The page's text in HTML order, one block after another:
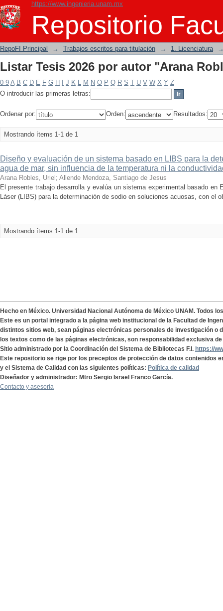
https://www.ingenieria.unam.mx
Repositorio
Listar Tesis 2026 por autor "Arana
RepoFI Principal → Trabajos escritos para titulación → 1. Licenciatura
Listar Tesis 2026 por autor "Arana
0-9 A B C D E F G H J K L M N O P Q R S T U V W X Y Z
O introducir las primeras letras:
Ordenar por: Orden: Resultados:
Mostrando ítems 1-1 de 1
Diseño y evaluación de un sistema basado en LIBS para la
agua de mar, sin influencia de la temperatura ni la
Arana Robles, Uriel ; Allende Mendoza, Santiago de Jesus
El presente trabajo desarrolla y evalúa un sistema experimental basado en
Láser (LIBS) para la determinación de sodio en soluciones acuosas, con el
Mostrando ítems 1-1 de 1
Hecho en México. Universidad Nacional Autónoma de México UNAM. Todos
Este es un portal integrado a la página web institucional de la Facultad de
distintos sitios web, sean páginas electrónicas personales de investigación o
los textos como de las páginas electrónicas, son responsabilidad exclusiva
Sitio administrado por la Coordinación del Sistema de Bibliotecas F.I. https://
Este repositorio se rige por los preceptos de protección de datos contenidos
y el Sistema de Calidad con las siguientes políticas: Política de calidad
Diseñador y administrador: Mtro Sergio Israel Franco García.
Contacto y asesoría